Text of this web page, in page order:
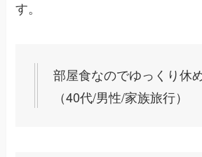
す。
部屋食なのでゆっくり休
（40代/男性/家族旅行）